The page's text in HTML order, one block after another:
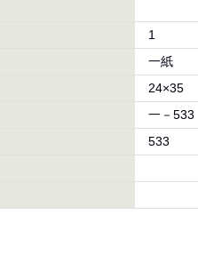
1
一紙
24×35
一－533
533